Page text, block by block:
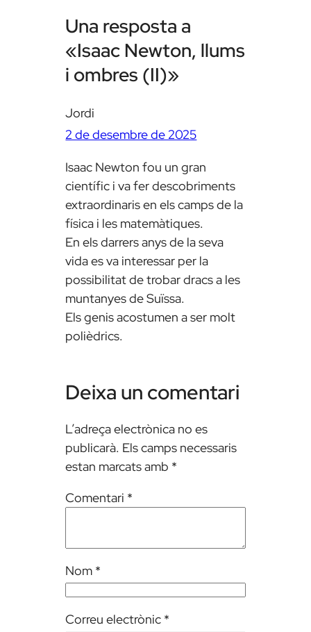
Una resposta a
«Isaac Newton, llums
i ombres (II)»
Jordi
2 de desembre de 2025
Isaac Newton fou un gran
científic i va fer descobriments
extraordinaris en els camps de la
física i les matemàtiques.
En els darrers anys de la seva
vida es va interessar per la
possibilitat de trobar dracs a les
muntanyes de Suïssa.
Els genis acostumen a ser molt
polièdrics.
Deixa un comentari
L’adreça electrònica no es
publicarà. Els camps necessaris
estan marcats amb *
Comentari *
Nom *
Correu electrònic *